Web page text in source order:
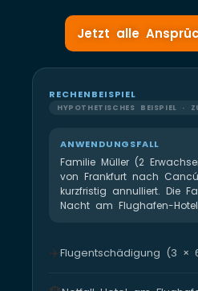
Jetzt alle
RECHENBEISPIEL
HYPOTHETISCHES BEISPIEL ·
ANWENDUNGSFALL
Familie Müller (2
von Frankfurt nach
kurzfristig annulliert. Die
Nacht am Flughafen-
✈️Flugentschädigung (3 ×